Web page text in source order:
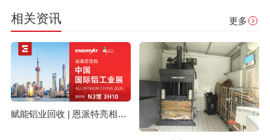
相关资讯 更多
赋能铝业回收 | 恩派特亮相上海国际铝工业展